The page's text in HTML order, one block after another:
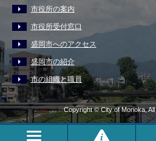
市役所の案内
市役所受付窓口
盛岡市へのアクセス
盛岡市の紹介
市の組織と職員
Copyright © City of Morioka,